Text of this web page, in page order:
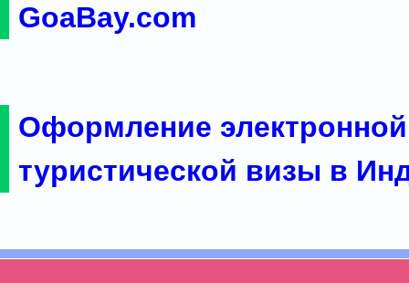
GoaBay.com
Оформление электронной
туристической визы в